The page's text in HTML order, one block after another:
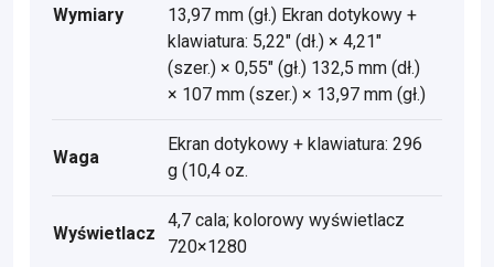
Wymiary
13,97 mm (gł.) Ekran dotykowy +
klawiatura: 5,22" (dł.) × 4,21"
(szer.) × 0,55" (gł.) 132,5 mm (dł.)
× 107 mm (szer.) × 13,97 mm (gł.)
Waga
Ekran dotykowy + klawiatura: 296
g (10,4 oz.
Wyświetlacz
4,7 cala; kolorowy wyświetlacz
720×1280